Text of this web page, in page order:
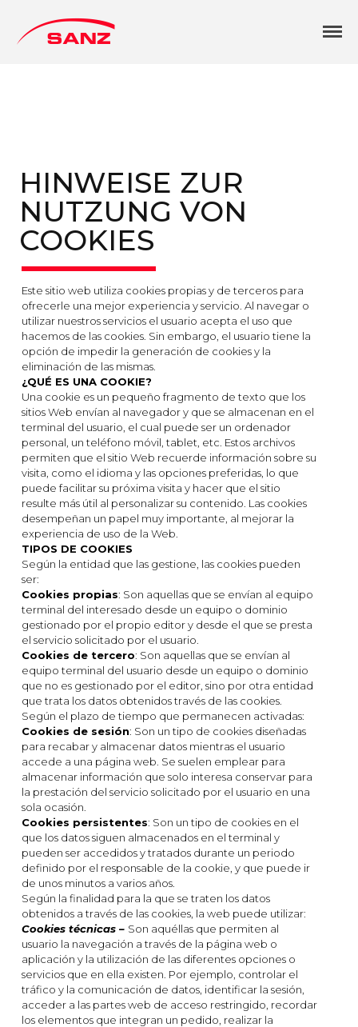
Unser Unternehmen
Kontaktadressen
Français
Deutsch
Русский
中文 (中国)
Suchen
Suchen
Entradas recientes
recientes
Es sind keine Kommentare
vorhanden.
HINWEISE ZUR
NUTZUNG VON
COOKIES
Este sitio web utiliza cookies propias y de terceros para
ofrecerle una mejor experiencia y servicio. Al navegar o
utilizar nuestros servicios el usuario acepta el uso que
hacemos de las cookies. Sin embargo, el usuario tiene la
opción de impedir la generación de cookies y la
eliminación de las mismas.
¿QUÉ ES UNA COOKIE?
Una cookie es un pequeño fragmento de texto que los
sitios Web envían al navegador y que se almacenan en el
terminal del usuario, el cual puede ser un ordenador
personal, un teléfono móvil, tablet, etc. Estos archivos
permiten que el sitio Web recuerde información sobre su
visita, como el idioma y las opciones preferidas, lo que
puede facilitar su próxima visita y hacer que el sitio
resulte más útil al personalizar su contenido. Las cookies
desempeñan un papel muy importante, al mejorar la
experiencia de uso de la Web.
TIPOS DE COOKIES
Según la entidad que las gestione, las cookies pueden
ser:
Cookies propias: Son aquellas que se envían al equipo
terminal del interesado desde un equipo o dominio
gestionado por el propio editor y desde el que se presta
el servicio solicitado por el usuario.
Cookies de tercero: Son aquellas que se envían al
equipo terminal del usuario desde un equipo o dominio
que no es gestionado por el editor, sino por otra entidad
que trata los datos obtenidos través de las cookies.
Según el plazo de tiempo que permanecen activadas:
Cookies de sesión: Son un tipo de cookies diseñadas
para recabar y almacenar datos mientras el usuario
accede a una página web. Se suelen emplear para
almacenar información que solo interesa conservar para
la prestación del servicio solicitado por el usuario en una
sola ocasión.
Cookies persistentes: Son un tipo de cookies en el
que los datos siguen almacenados en el terminal y
pueden ser accedidos y tratados durante un periodo
definido por el responsable de la cookie, y que puede ir
de unos minutos a varios años.
Según la finalidad para la que se traten los datos
obtenidos a través de las cookies, la web puede utilizar:
Cookies técnicas – Son aquéllas que permiten al
usuario la navegación a través de la página web o
aplicación y la utilización de las diferentes opciones o
servicios que en ella existen. Por ejemplo, controlar el
tráfico y la comunicación de datos, identificar la sesión,
acceder a las partes web de acceso restringido, recordar
los elementos que integran un pedido, realizar la